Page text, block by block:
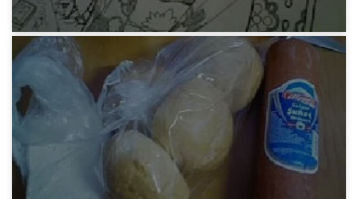
12年前
みろりHP
モク販促ポスター